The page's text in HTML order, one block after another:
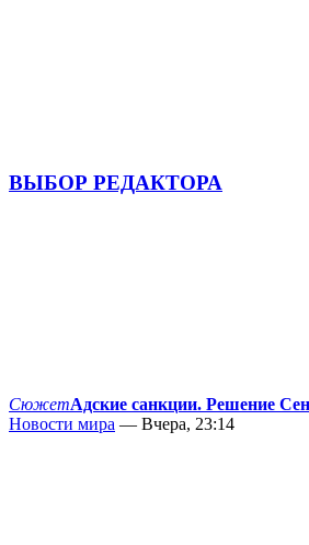
ВЫБОР РЕДАКТОРА
СюжетАдские санкции. Решение
Новости мира — Вчера, 23:14